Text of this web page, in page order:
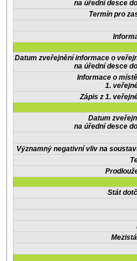
na úřední desce
Termín pro
Datum zveřejnění informace o
na úřední desce
Informace o
1.
Zápis z 1.
Datum
na úřední desce
Významný negativní vliv na
Stát